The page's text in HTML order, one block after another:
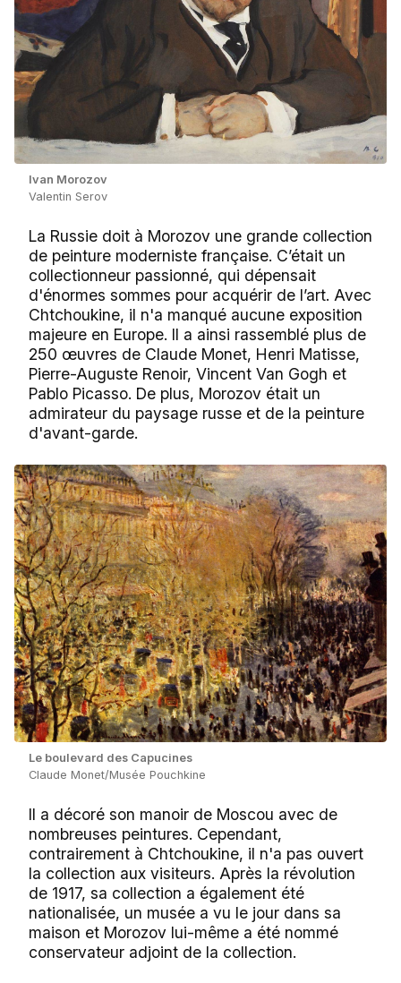
Ivan Morozov
Valentin Serov
La Russie doit à Morozov une grande collection
de peinture moderniste française. C’était un
collectionneur passionné, qui dépensait
d'énormes sommes pour acquérir de l’art. Avec
Chtchoukine, il n'a manqué aucune exposition
majeure en Europe. Il a ainsi rassemblé plus de
250 œuvres de Claude Monet, Henri Matisse,
Pierre-Auguste Renoir, Vincent Van Gogh et
Pablo Picasso. De plus, Morozov était un
admirateur du paysage russe et de la peinture
d'avant-garde.
Le boulevard des Capucines
Claude Monet/Musée Pouchkine
Il a décoré son manoir de Moscou avec de
nombreuses peintures. Cependant,
contrairement à Chtchoukine, il n'a pas ouvert
la collection aux visiteurs. Après la révolution
de 1917, sa collection a également été
nationalisée, un musée a vu le jour dans sa
maison et Morozov lui-même a été nommé
conservateur adjoint de la collection.